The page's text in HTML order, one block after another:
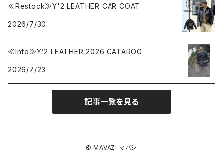
≪Restock≫Y'2 LEATHER CAR COAT
2026/7/30
≪Info≫Y’2 LEATHER 2026 CATAROG
2026/7/23
記事一覧を見る
© MAVAZI マバジ